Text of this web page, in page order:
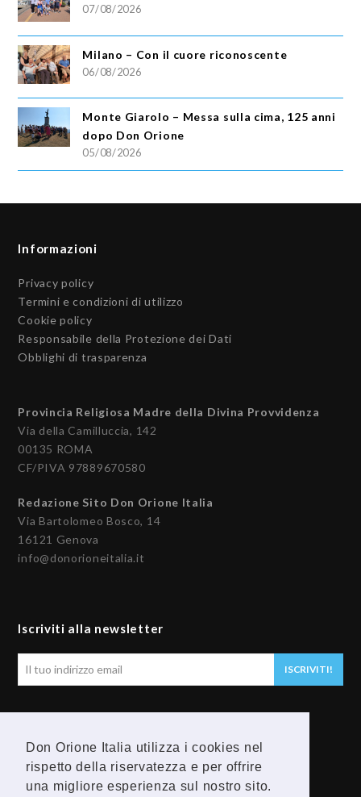
Don Orione Italia utilizza i cookies nel
rispetto della riservatezza e per offrire
una migliore esperienza sul nostro sito.
07/08/2026
Milano – Con il cuore riconoscente
06/08/2026
Monte Giarolo – Messa sulla cima, 125 anni
dopo Don Orione
05/08/2026
Informazioni
Privacy policy
Termini e condizioni di utilizzo
Cookie policy
Responsabile della Protezione dei Dati
Obblighi di trasparenza
Provincia Religiosa Madre della Divina Provvidenza
Via della Camilluccia, 142
00135 ROMA
CF/PIVA 97889670580
Redazione Sito Don Orione Italia
Via Bartolomeo Bosco, 14
16121 Genova
info@donorioneitalia.it
Iscriviti alla newsletter
ISCRIVITI!
F
Y